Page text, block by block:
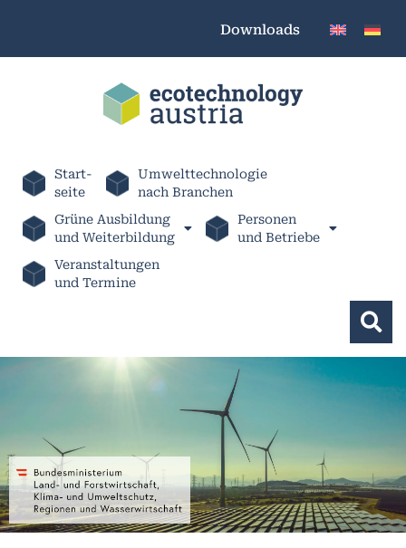
Downloads
Start-
seite
Umwelttechnologie
nach Branchen
Grüne Ausbildung
und Weiterbildung
Personen
und Betriebe
Veranstaltungen
und Termine